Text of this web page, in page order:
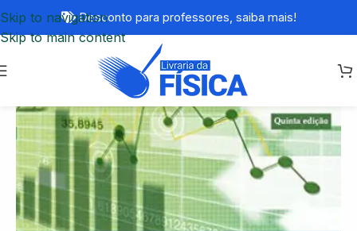
Skip to navigation
Skip to main content
Desconto para professores, saiba mais!